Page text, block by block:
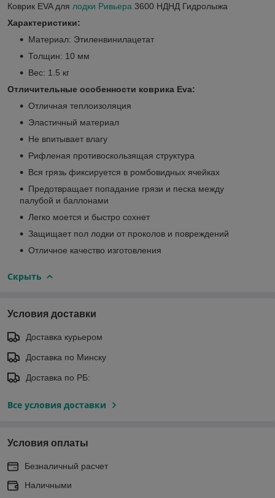
Коврик EVA для лодки Ривьера 3600 НДНД Гидролыжа
Характеристики:
Материал: Этиленвинилацетат
Толщин: 10 мм
Вес: 1.5 кг
Отличительные особенности коврика Eva:
Отличная теплоизоляция
Эластичный материал
Не впитывает влагу
Рифленая противоскользящая структура
Вся грязь фиксируется в ромбовидных ячейках
Предотвращает попадание грязи и песка между
палубой и баллонами
Легко моется и быстро сохнет
Защищает пол лодки от проколов и повреждений
Отличное качество изготовления
Скрыть
Условия доставки
Доставка курьером
Доставка по Минску
Доставка по РБ:
Все условия доставки
Условия оплаты
Безналичный расчет
Наличными